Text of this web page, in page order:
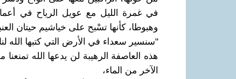
في غمرة الليل مع عويل الرياح في
وهبوطا، كأنها تسْبح على خياشيم حيتان
"سنسير سعداء في الأرض التي كتبها الله
هذه العاصفة الرهيبة لن يدعها الله
الآخر من الماء،